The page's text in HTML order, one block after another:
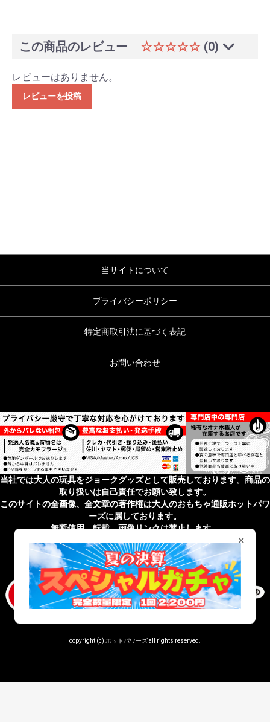
この商品のレビュー ☆☆☆☆☆ (0)
レビューはありません。
レビューを投稿
当サイトについて
プライバシーポリシー
特定商取引法に基づく表記
お問い合わせ
当社では大人の玩具をジョークグッズとして販売しております。商品の
取り扱いは自己責任でお願い致します。
このサイトの全画像、全文章の著作権は大人のおもちゃ通販ホットパワ
ーズに属しております。
無断使用、転載、画像リンクは禁止します。
無店舗性風俗特殊営業届出済 受理番号 第43201820027号
copyright (c) ホットパワーズ all rights reserved.
×